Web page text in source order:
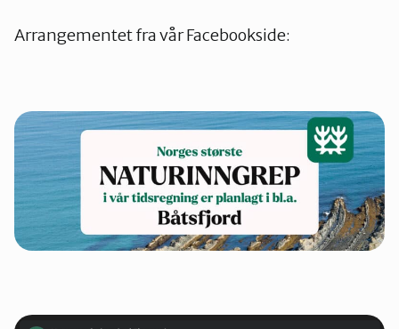
Arrangementet fra vår Facebookside: